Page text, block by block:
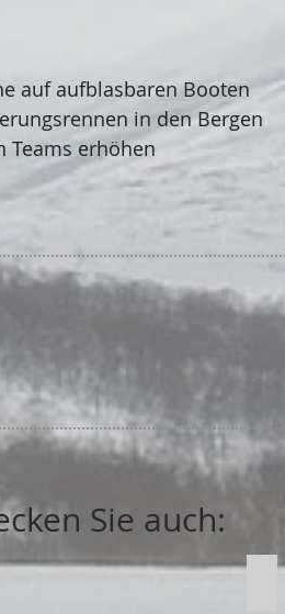
auf aufblasbaren Booten
in den Bergen
Teams erhöhen
Sie auch: